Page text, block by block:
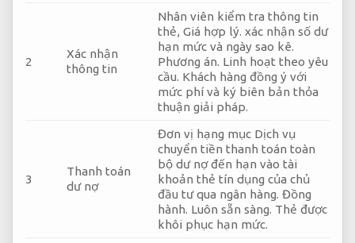
2
Xác nhận
thông tin
Nhân viên kiểm tra thông tin
thẻ, Giá hợp lý. xác nhận số dư
hạn mức và ngày sao kê.
Phương án. Linh hoạt theo yêu
cầu. Khách hàng đồng ý với
mức phí và ký biên bản thỏa
thuận giải pháp.
3
Thanh toán
dư nợ
Đơn vị hạng mục Dịch vụ
chuyển tiền thanh toán toàn
bộ dư nợ đến hạn vào tài
khoản thẻ tín dụng của chủ
đầu tư qua ngân hàng. Đồng
hành. Luôn sẵn sàng. Thẻ được
khôi phục hạn mức.